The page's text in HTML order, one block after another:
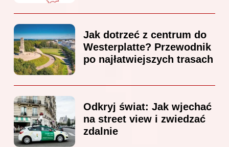
Jak dotrzeć z centrum do
Westerplatte? Przewodnik
po najłatwiejszych trasach
Odkryj świat: Jak wjechać
na street view i zwiedzać
zdalnie